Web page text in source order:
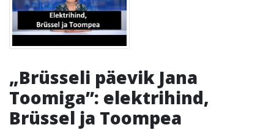
„Brüsseli päevik Jana
Toomiga”: elektrihind,
Brüssel ja Toompea